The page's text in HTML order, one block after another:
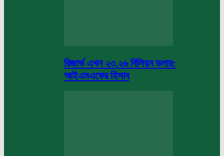
রিজার্ভ এখন ২৩.২৬ বিলিয়ন ডলার:
আইএমএফের হিসাব